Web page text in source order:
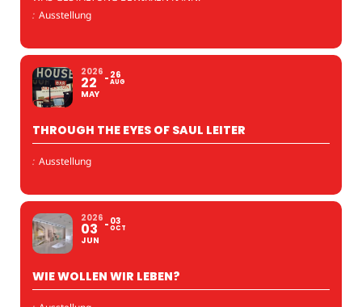
: Ausstellung
2026
22
MAY
26
AUG
THROUGH THE EYES OF SAUL LEITER
: Ausstellung
2026
03
JUN
03
OCT
WIE WOLLEN WIR LEBEN?